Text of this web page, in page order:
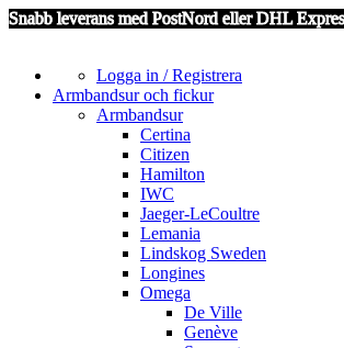
Snabb leverans med PostNord eller DHL
Logga in / Registrera
Armbandsur och fickur
Armbandsur
Certina
Citizen
Hamilton
IWC
Jaeger-LeCoultre
Lemania
Lindskog Sweden
Longines
Omega
De Ville
Genève